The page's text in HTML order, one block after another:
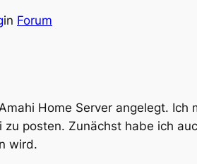
in Forum
Home Server angelegt.
posten. Zunächst habe ich
wird.